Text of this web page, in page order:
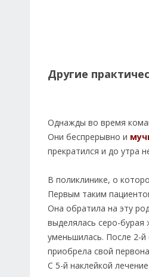
Другие
Однажды во время
Они беспрерывно и
прекратился и до утра
В поликлинике, о
Первым таким
Она обратила на эту
выделялась серо-бурая
уменьшилась. После 2-
приобрела свой
С 5-й наклейкой